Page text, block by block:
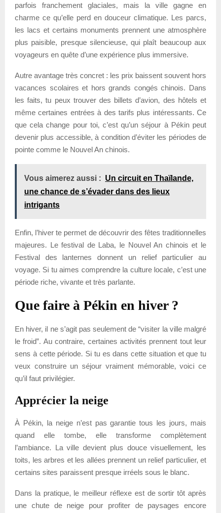
parfois franchement glaciales, mais la ville gagne en
charme ce qu’elle perd en douceur climatique. Les parcs,
les lacs et certains monuments prennent une atmosphère
plus paisible, presque silencieuse, qui plaît beaucoup aux
voyageurs en quête d’une expérience plus immersive.
Autre avantage très concret : les prix baissent souvent hors
vacances scolaires et hors grands congés chinois. Dans
les faits, tu peux trouver des billets d’avion, des hôtels et
même certaines entrées à des tarifs plus intéressants. Ce
que cela change pour toi, c’est qu’un séjour à Pékin peut
devenir plus accessible, à condition d’éviter les périodes de
pointe comme le Nouvel An chinois.
Vous aimerez aussi : Un circuit en Thaïlande,
une chance de s’évader dans des lieux
intrigants
Enfin, l’hiver te permet de découvrir des fêtes traditionnelles
majeures. Le festival de Laba, le Nouvel An chinois et le
Festival des lanternes donnent un relief particulier au
voyage. Si tu aimes comprendre la culture locale, c’est une
période riche, vivante et très parlante.
Que faire à Pékin en hiver ?
En hiver, il ne s’agit pas seulement de “visiter la ville malgré
le froid”. Au contraire, certaines activités prennent tout leur
sens à cette période. Si tu es dans cette situation et que tu
veux construire un séjour vraiment mémorable, voici ce
qu’il faut privilégier.
Apprécier la neige
À Pékin, la neige n’est pas garantie tous les jours, mais
quand elle tombe, elle transforme complètement
l’ambiance. La ville devient plus douce visuellement, les
toits, les arbres et les allées prennent un relief particulier, et
certains sites paraissent presque irréels sous le blanc.
Dans la pratique, le meilleur réflexe est de sortir tôt après
une chute de neige pour profiter de paysages encore